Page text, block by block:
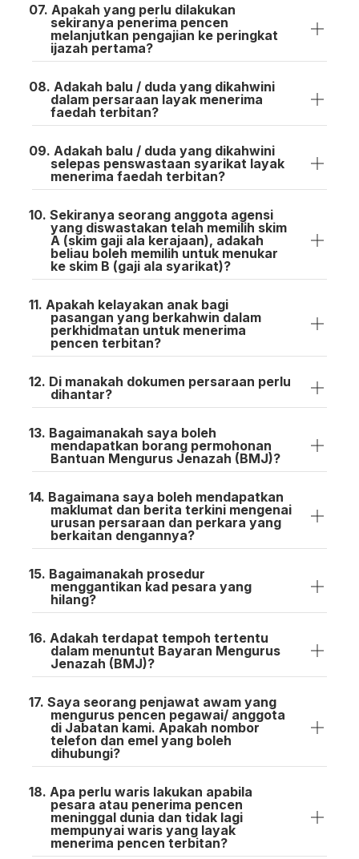
Apakah yang perlu dilakukan
sekiranya penerima pencen
melanjutkan pengajian ke peringkat
ijazah pertama?
Adakah balu / duda yang dikahwini
dalam persaraan layak menerima
faedah terbitan?
Adakah balu / duda yang dikahwini
selepas penswastaan syarikat layak
menerima faedah terbitan?
Sekiranya seorang anggota agensi
yang diswastakan telah memilih skim
A (skim gaji ala kerajaan), adakah
beliau boleh memilih untuk menukar
ke skim B (gaji ala syarikat)?
Apakah kelayakan anak bagi
pasangan yang berkahwin dalam
perkhidmatan untuk menerima
pencen terbitan?
Di manakah dokumen persaraan perlu
dihantar?
Bagaimanakah saya boleh
mendapatkan borang permohonan
Bantuan Mengurus Jenazah (BMJ)?
Bagaimana saya boleh mendapatkan
maklumat dan berita terkini mengenai
urusan persaraan dan perkara yang
berkaitan dengannya?
Bagaimanakah prosedur
menggantikan kad pesara yang
hilang?
Adakah terdapat tempoh tertentu
dalam menuntut Bayaran Mengurus
Jenazah (BMJ)?
Saya seorang penjawat awam yang
mengurus pencen pegawai/ anggota
di Jabatan kami. Apakah nombor
telefon dan emel yang boleh
dihubungi?
Apa perlu waris lakukan apabila
pesara atau penerima pencen
meninggal dunia dan tidak lagi
mempunyai waris yang layak
menerima pencen terbitan?